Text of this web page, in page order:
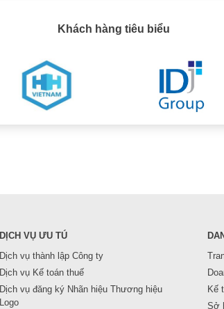
Khách hàng tiêu biểu
DỊCH VỤ ƯU TÚ
Dịch vụ thành lập Công ty
Dịch vụ Kế toán thuế
Dịch vụ đăng ký Nhãn hiệu Thương hiệu
Logo
Kế
Sở